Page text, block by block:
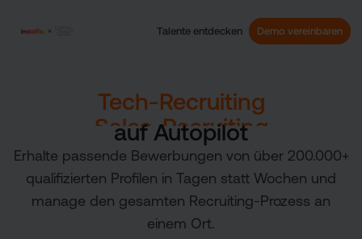
Talente entdecken Demo vereinbaren
Tech-Recruiting
Sales-Recruiting
Marketing-Recruiting
Finance-Recruiting
Tech-Recruiting
auf Autopilot
Erhalte passende Bewerbungen von über 200.000+
qualifizierten Profilen in Tagen statt Wochen und
manage den gesamten Recruiting-Prozess an
einem Ort.